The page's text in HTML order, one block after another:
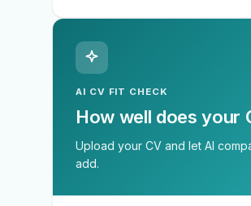
AI CV FIT CHECK
How well does your
Upload your CV and let AI
add.